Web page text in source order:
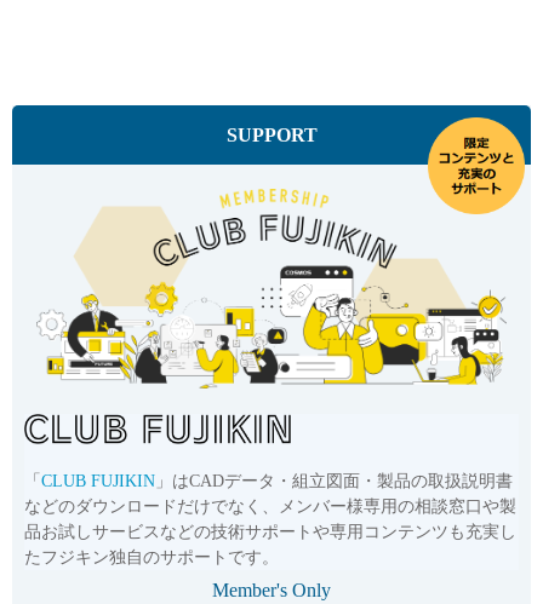
SUPPORT
「 CLUB FUJIKIN 」はCADデータ・組立図面・製品の取扱説明書
などのダウンロードだけでなく、メンバー様専用の相談窓口や製
品お試しサービスなどの技術サポートや専用コンテンツも充実し
たフジキン独自のサポートです。
Member's Only